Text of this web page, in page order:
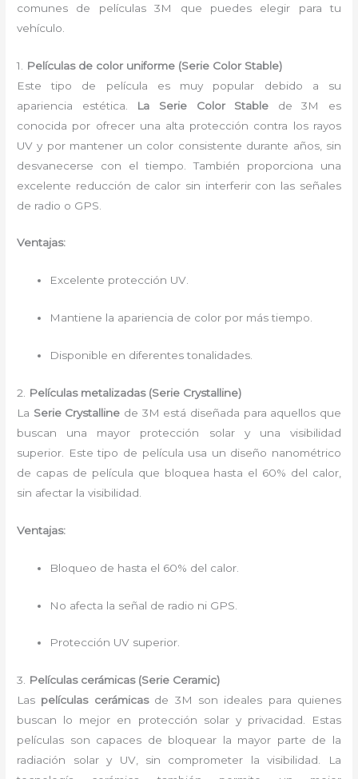
comunes de películas 3M que puedes elegir para tu
vehículo.
1.
Películas de color uniforme (Serie Color Stable)
Este tipo de película es muy popular debido a su
apariencia estética.
La Serie Color Stable de 3M es
conocida por ofrecer una alta protección contra los rayos
UV y por mantener un color consistente durante años, sin
desvanecerse con el tiempo. También proporciona una
excelente reducción de calor sin interferir con las señales
de radio o GPS.
Ventajas:
Excelente protección UV.
Mantiene la apariencia de color por más tiempo.
Disponible en diferentes tonalidades.
2.
Películas metalizadas (Serie Crystalline)
La Serie Crystalline de 3M está diseñada para aquellos que
buscan una mayor protección solar y una visibilidad
superior. Este tipo de película usa un diseño nanométrico
de capas de película que bloquea hasta el 60% del calor,
sin afectar la visibilidad.
Ventajas:
Bloqueo de hasta el 60% del calor.
No afecta la señal de radio ni GPS.
Protección UV superior.
3. Películas cerámicas (Serie Ceramic)
Las películas cerámicasde 3M son ideales para quienes
buscan lo mejor en protección solar y privacidad. Estas
películas son capaces de bloquear la mayor parte de la
radiación solar y UV, sin comprometer la visibilidad. La